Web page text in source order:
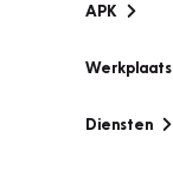
APK
Werkplaats
Diensten